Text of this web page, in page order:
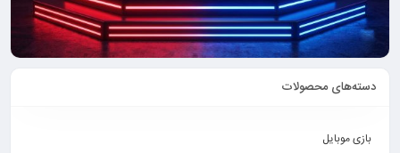
دسته‌های محصولات
بازی موبایل